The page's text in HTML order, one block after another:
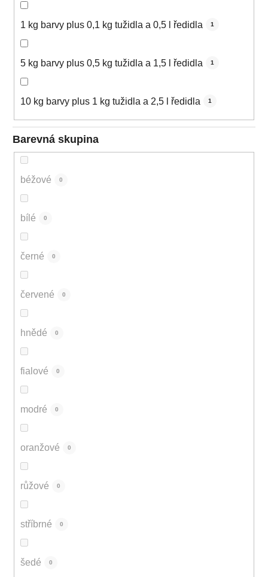
1 kg barvy plus 0,1 kg tužidla a 0,5 l ředidla 1
5 kg barvy plus 0,5 kg tužidla a 1,5 l ředidla 1
10 kg barvy plus 1 kg tužidla a 2,5 l ředidla 1
Barevná skupina
béžové 0
bílé 0
černé 0
červené 0
hnědé 0
fialové 0
modré 0
oranžové 0
růžové 0
stříbrné 0
šedé 0